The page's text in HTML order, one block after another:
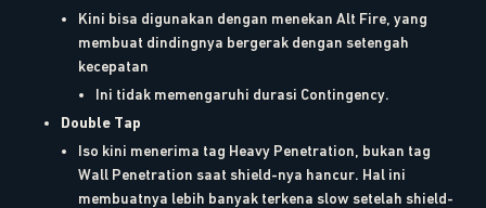
Kini bisa digunakan dengan menekan Alt Fire, yang
membuat dindingnya bergerak dengan setengah
kecepatan
Ini tidak memengaruhi durasi Contingency.
Double Tap
Iso kini menerima tag Heavy Penetration, bukan tag
Wall Penetration saat shield-nya hancur. Hal ini
membuatnya lebih banyak terkena slow setelah shield-